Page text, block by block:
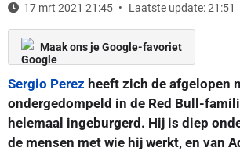
17 mrt 2021 21:45 Laatste update: 21:51
Maak ons je Google-favoriet
Sergio Perez heeft zich de afgelopen
ondergedompeld in de Red Bull-
helemaal ingeburgerd. Hij is diep
de mensen met wie hij werkt, en van